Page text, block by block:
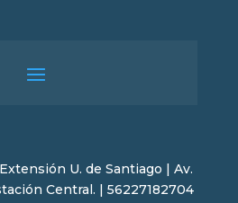
U. de Santiago | Av.
Central. | 56227182704